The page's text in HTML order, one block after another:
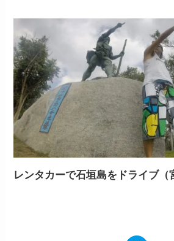
レンタカーで石垣島をドライブ（